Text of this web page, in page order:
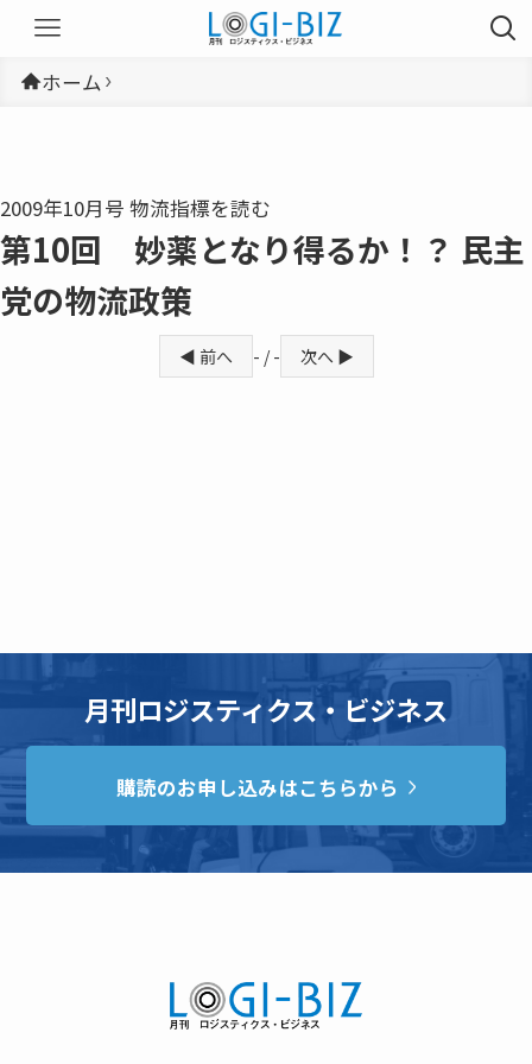
ホーム
2009年10月号 物流指標を読む
第10回 妙薬となり得るか！？ 民主
党の物流政策
◀ 前へ - / - 次へ ▶
月刊ロジスティクス・ビジネス
購読のお申し込みはこちらから